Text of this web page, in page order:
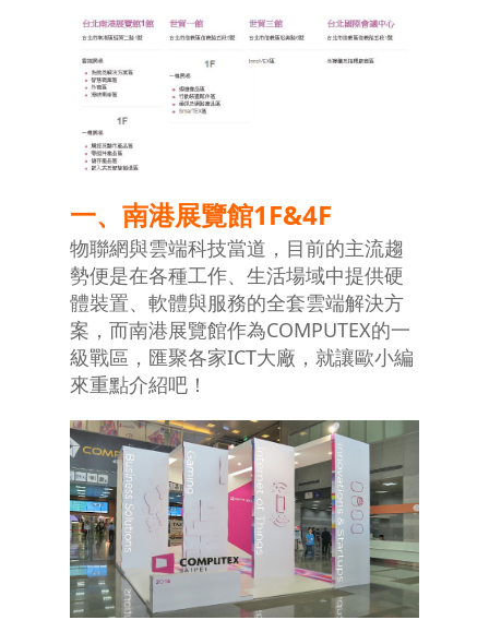
一、南港展覽館1F&4F
物聯網與雲端科技當道，目前的主流趨
勢便是在各種工作、生活場域中提供硬
體裝置、軟體與服務的全套雲端解決方
案，而南港展覽館作為COMPUTEX的一
級戰區，匯聚各家ICT大廠，就讓歐小編
來重點介紹吧！